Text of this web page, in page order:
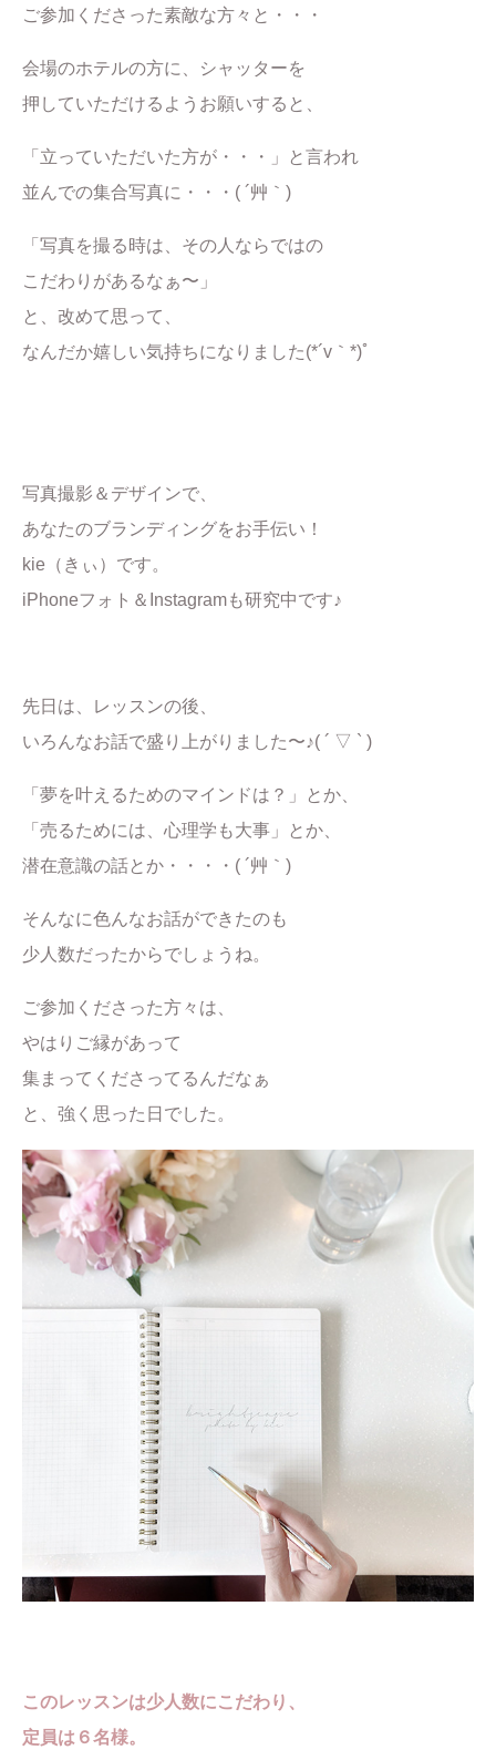
ご参加くださった素敵な方々と・・・
会場のホテルの方に、シャッターを
押していただけるようお願いすると、
「立っていただいた方が・・・」と言われ
並んでの集合写真に・・・( ´艸｀)
「写真を撮る時は、その人ならではの
こだわりがあるなぁ〜」
と、改めて思って、
なんだか嬉しい気持ちになりました(*´v｀*)ﾟ
写真撮影＆デザインで、
あなたのブランディングをお手伝い！
kie（きぃ）です。
iPhoneフォト＆Instagramも研究中です♪
先日は、レッスンの後、
いろんなお話で盛り上がりました〜♪( ´ ▽ ` )
「夢を叶えるためのマインドは？」とか、
「売るためには、心理学も大事」とか、
潜在意識の話とか・・・・( ´艸｀)
そんなに色んなお話ができたのも
少人数だったからでしょうね。
ご参加くださった方々は、
やはりご縁があって
集まってくださってるんだなぁ
と、強く思った日でした。
このレッスンは少人数にこだわり、
定員は６名様。